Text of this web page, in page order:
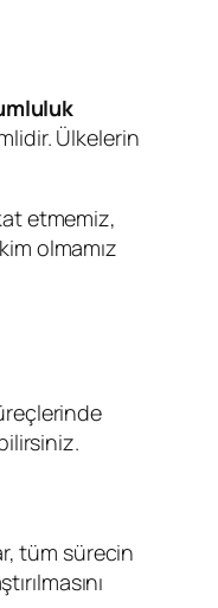
Ülkelerin
etmemiz,
olmamız
tüm sürecin